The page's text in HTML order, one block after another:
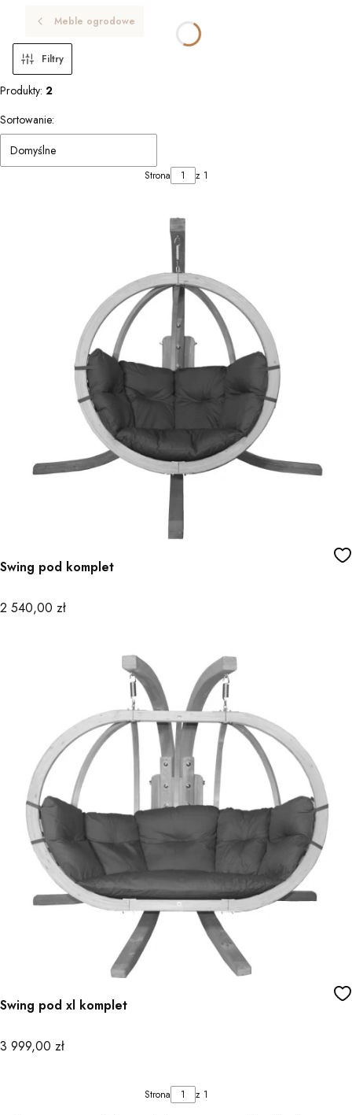
Meble ogrodowe
Filtry
Produkty: 2
Lista produktów
Sortowanie:
Domyślne
Strona z 1
Swing pod komplet
Cena
2 540,00 zł
Swing pod xl komplet
Cena
3 999,00 zł
Strona z 1